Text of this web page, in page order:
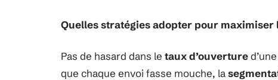
Quelles stratégies adopter pour maximiser
Pas de hasard dans le taux d’ouverture
que chaque envoi fasse mouche, la